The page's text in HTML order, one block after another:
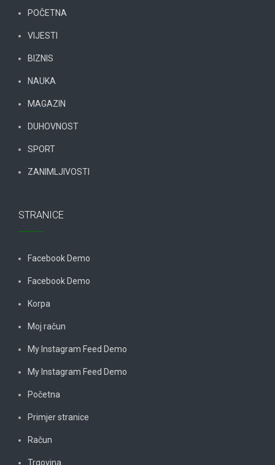
POČETNA
VIJESTI
BIZNIS
NAUKA
MAGAZIN
DUHOVNOST
SPORT
ZANIMLJIVOSTI
STRANICE
Facebook Demo
Facebook Demo
Korpa
Moj račun
My Instagram Feed Demo
My Instagram Feed Demo
Početna
Primjer stranice
Račun
Trgovina